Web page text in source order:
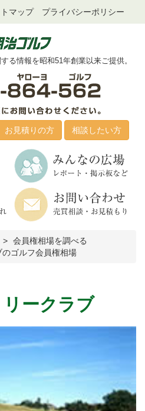
マップ プライバシーポリシー
る情報を昭和51年創業以来ご提供。
お見積りの方 相談したい方
会員権相場を調べる
ゴルフ会員権相場
ークラブ